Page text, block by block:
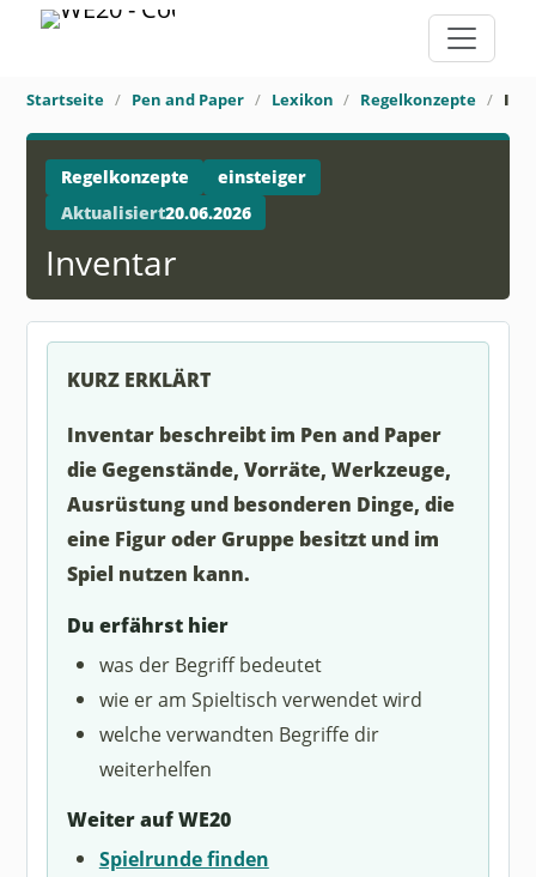
Startseite Pen and Paper Lexikon Regelkonzepte
Regelkonzepte
einsteiger
Aktualisiert20.06.2026
Inventar
KURZ ERKLÄRT
Inventar beschreibt im Pen and Paper
die Gegenstände, Vorräte, Werkzeuge,
Ausrüstung und besonderen Dinge, die
eine Figur oder Gruppe besitzt und im
Spiel nutzen kann.
Du erfährst hier
was der Begriff bedeutet
wie er am Spieltisch verwendet wird
welche verwandten Begriffe dir
weiterhelfen
Weiter auf WE20
Spielrunde finden